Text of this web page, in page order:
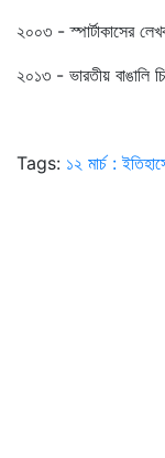
২০০৩ - স্পার্টাকাসের
২০১৩ - ভারতীয় বাঙালি
Tags: ১২ মার্চ :